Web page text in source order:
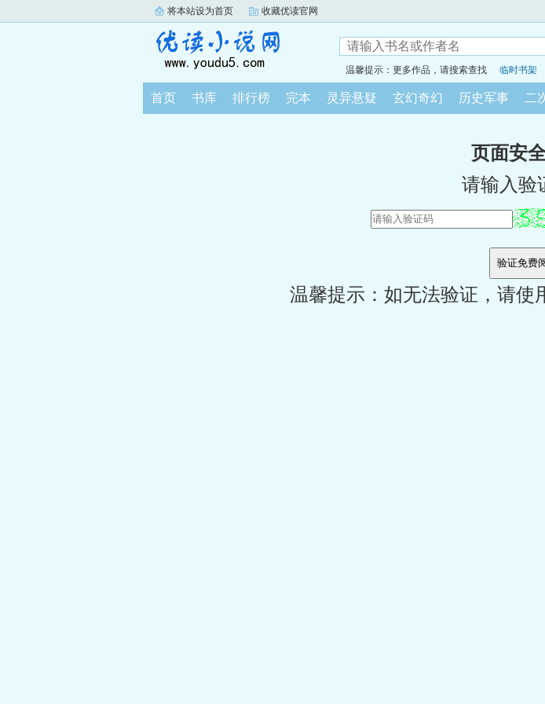
将本站设为首页 收藏优读官网
温馨提示：更多作品，请搜索查找 临时书架
首页 书库 排行榜 完本 灵异悬疑 玄幻奇幻 历史军事 二
页面安
请输入验
温馨提示：如无法验证，请使